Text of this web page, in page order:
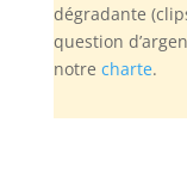
dégradante
question
notre charte.